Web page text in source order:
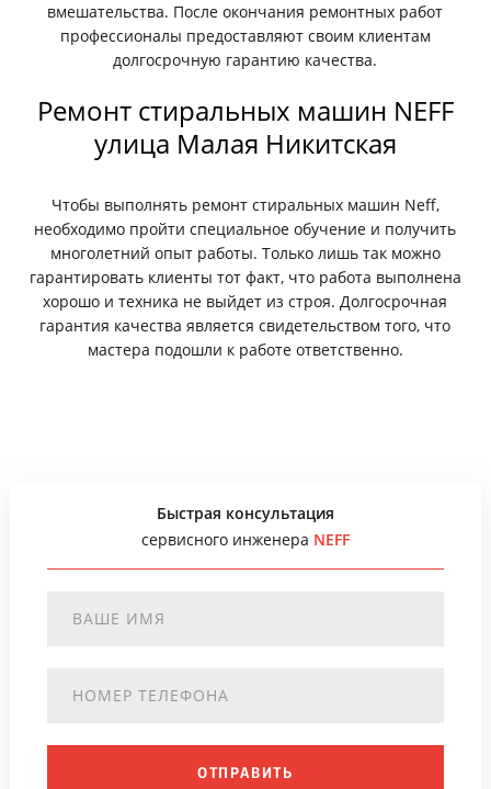
вмешательства. После окончания ремонтных работ
профессионалы предоставляют своим клиентам
долгосрочную гарантию качества.
Ремонт стиральных машин NEFF
улица Малая Никитская
Чтобы выполнять ремонт стиральных машин Neff,
необходимо пройти специальное обучение и получить
многолетний опыт работы. Только лишь так можно
гарантировать клиенты тот факт, что работа выполнена
хорошо и техника не выйдет из строя. Долгосрочная
гарантия качества является свидетельством того, что
мастера подошли к работе ответственно.
Быстрая консультация
сервисного инженера NEFF
ОТПРАВИТЬ